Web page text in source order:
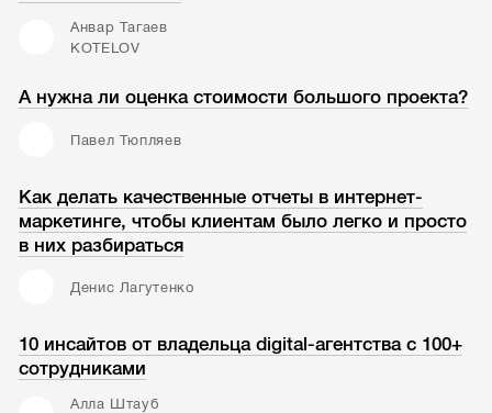
Анвар Тагаев
KOTELOV
А нужна ли оценка стоимости большого проекта?
Павел Тюпляев
Как делать качественные отчеты в интернет-
маркетинге, чтобы клиентам было легко и просто
в них разбираться
Денис Лагутенко
10 инсайтов от владельца digital-агентства с 100+
сотрудниками
Алла Штауб